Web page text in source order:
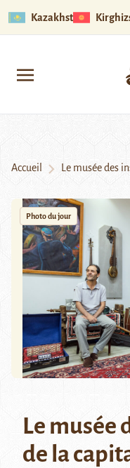
Kazakhstan
Accueil Le musée des
Photo du jour
Le musée
de la